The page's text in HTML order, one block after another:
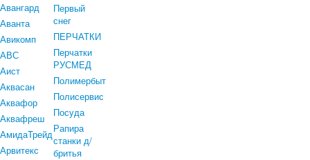
Авангард
Аванта
Авикомп
АВС
Аист
Аквасан
Аквафор
Аквафреш
АмидаТрейд
Арвитекс
Первый
снег
ПЕРЧАТКИ
Перчатки
РУСМЕД
Полимербыт
Полисервис
Посуда
Рапира
станки д/
бритья